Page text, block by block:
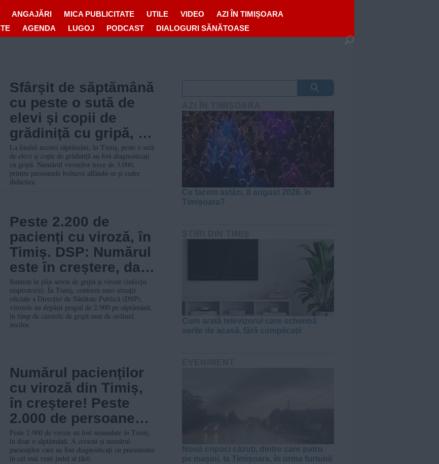
ANGAJĂRI MICA PUBLICITATE UTILE VIDEO
AZI ÎN TIMIȘOARA
AGENDA LUGOJ PODCAST DIALOGURI SĂNĂTOASE
Sfârșit de săptămână
cu peste o sută de
elevi și copii de
grădiniță cu gripă, în
Timiș. Mii de cazuri
de viroză
La finalul acestei săptămâni, în Timiș, peste o sută
de elevi și copii de grădiniță au fost diagnosticați
cu gripă. Numărul virozelor trece de 3.000,
printre persoanele bolnave aflându-se și cadre
didactice.
Peste 2.200 de
pacienți cu viroză, în
Timiș. DSP: Numărul
este în creștere, dar
se încadrează în
valorile așteptate
Suntem în plin sezon de gripă și viroze (infecții
respiratorii). În Timiș, conform unei situații
oficiale a Direcției de Sănătate Publică (DSP),
virozele au depășit pragul de 2.000 pe săptămână,
în timp de cazurile de gripă sunt de ordinul
zecilor.
Numărul pacienților
cu viroză din Timiș,
în creștere! Peste
2.000 de persoane
au ajuns la doctor
Peste 2.000 de viroze au fost semnalate în Timiș,
în doar o săptămână. A crescut și numărul
pacienților care au fost diagnosticați cu pneumonie
în cel mai vești județ al țării.
Ce facem astăzi, 8 august 2026, în
Timișoara?
Cum arată televizorul care schimbă
serile de acasă, fără complicații
Nouă copaci căzuți, dintre care patru
pe mașini, la Timișoara, în urma furtunii